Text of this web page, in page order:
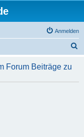
Anmelden
h
Forum Beiträge zu